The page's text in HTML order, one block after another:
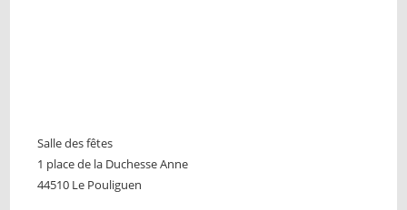
Salle des fêtes
1 place de la Duchesse Anne
44510 Le Pouliguen